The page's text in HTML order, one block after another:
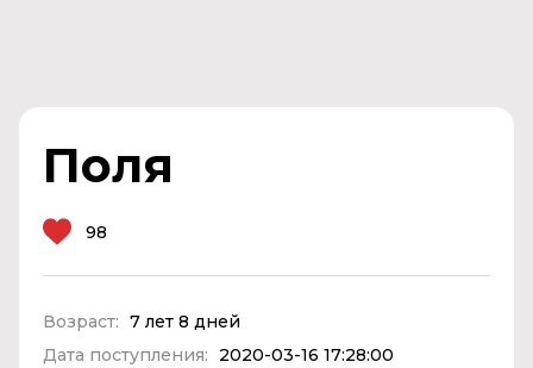
Поля
98
Возраст: 7 лет 8 дней
Дата поступления:
2020-03-16 17:28:00